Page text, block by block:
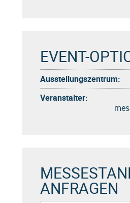
EVENT-
Ausstellungszentrum:
Veranstalter:
ANFRAGEN